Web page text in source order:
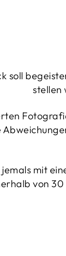
soll
stellen
mit
von